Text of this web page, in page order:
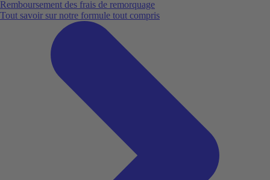
Remboursement des frais de remorquage
Tout savoir sur notre formule tout compris